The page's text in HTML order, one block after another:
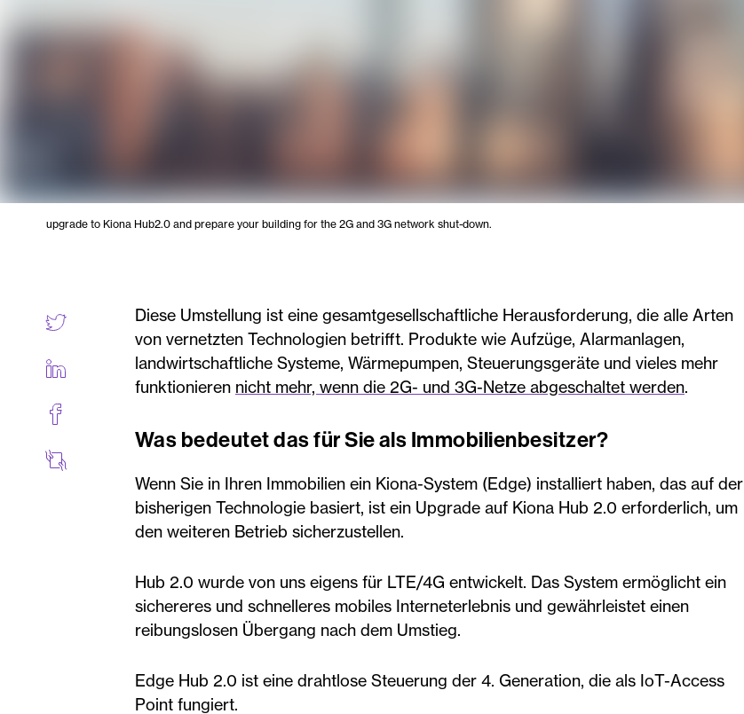
upgrade to Kiona Hub2.0 and prepare your building for the 2G and 3G network shut-down.
Diese Umstellung ist eine gesamtgesellschaftliche Herausforderung, die alle Arten
von vernetzten Technologien betrifft. Produkte wie Aufzüge, Alarmanlagen,
landwirtschaftliche Systeme, Wärmepumpen, Steuerungsgeräte und vieles mehr
funktionieren nicht mehr, wenn die 2G- und 3G-Netze abgeschaltet werden.
Was bedeutet das für Sie als Immobilienbesitzer?
Wenn Sie in Ihren Immobilien ein Kiona-System (Edge) installiert haben, das auf der
bisherigen Technologie basiert, ist ein Upgrade auf Kiona Hub 2.0 erforderlich, um
den weiteren Betrieb sicherzustellen.
Hub 2.0 wurde von uns eigens für LTE/4G entwickelt. Das System ermöglicht ein
sichereres und schnelleres mobiles Interneterlebnis und gewährleistet einen
reibungslosen Übergang nach dem Umstieg.
Edge Hub 2.0 ist eine drahtlose Steuerung der 4. Generation, die als IoT-Access
Point fungiert.